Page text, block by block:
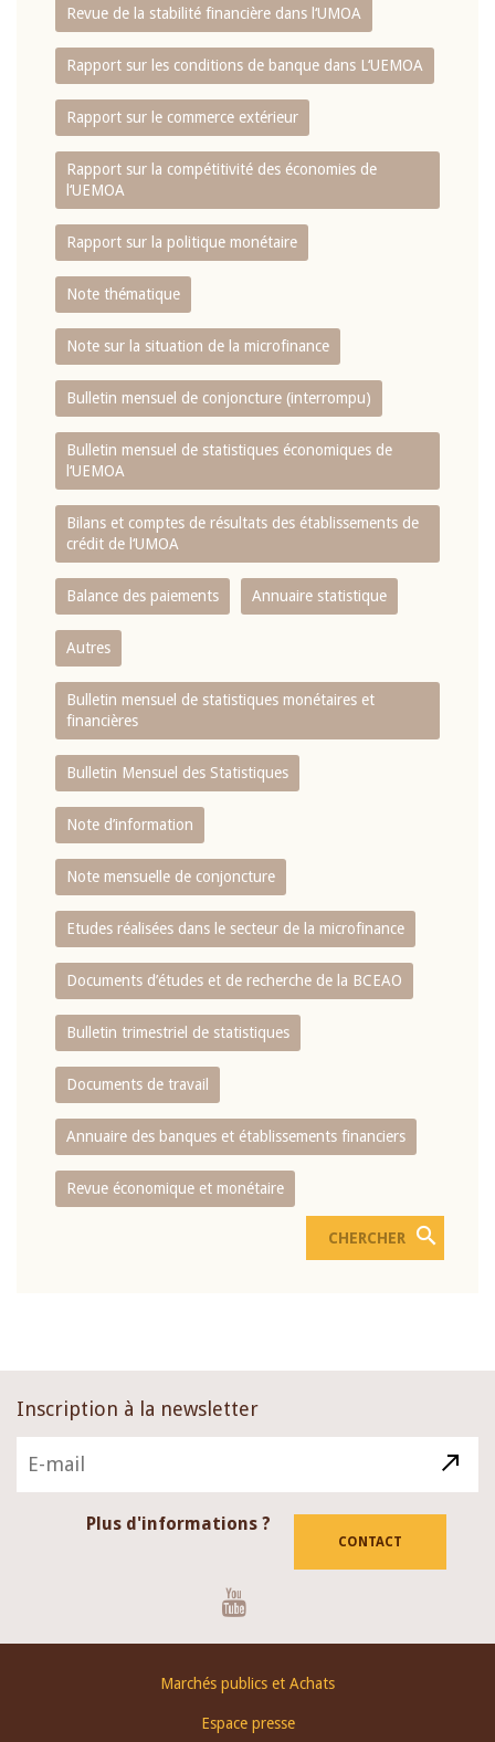
Revue de la stabilité financière dans l‘UMOA
Rapport sur les conditions de banque dans L‘UEMOA
Rapport sur le commerce extérieur
Rapport sur la compétitivité des économies de
l‘UEMOA
Rapport sur la politique monétaire
Note thématique
Note sur la situation de la microfinance
Bulletin mensuel de conjoncture (interrompu)
Bulletin mensuel de statistiques économiques de
l‘UEMOA
Bilans et comptes de résultats des établissements de
crédit de l‘UMOA
Balance des paiements Annuaire statistique
Autres
Bulletin mensuel de statistiques monétaires et
financières
Bulletin Mensuel des Statistiques
Note d’information
Note mensuelle de conjoncture
Etudes réalisées dans le secteur de la microfinance
Documents d’études et de recherche de la BCEAO
Bulletin trimestriel de statistiques
Documents de travail
Annuaire des banques et établissements financiers
Revue économique et monétaire
Inscription à la newsletter
Plus d'informations ?
CONTACT
Marchés publics et Achats
Espace presse